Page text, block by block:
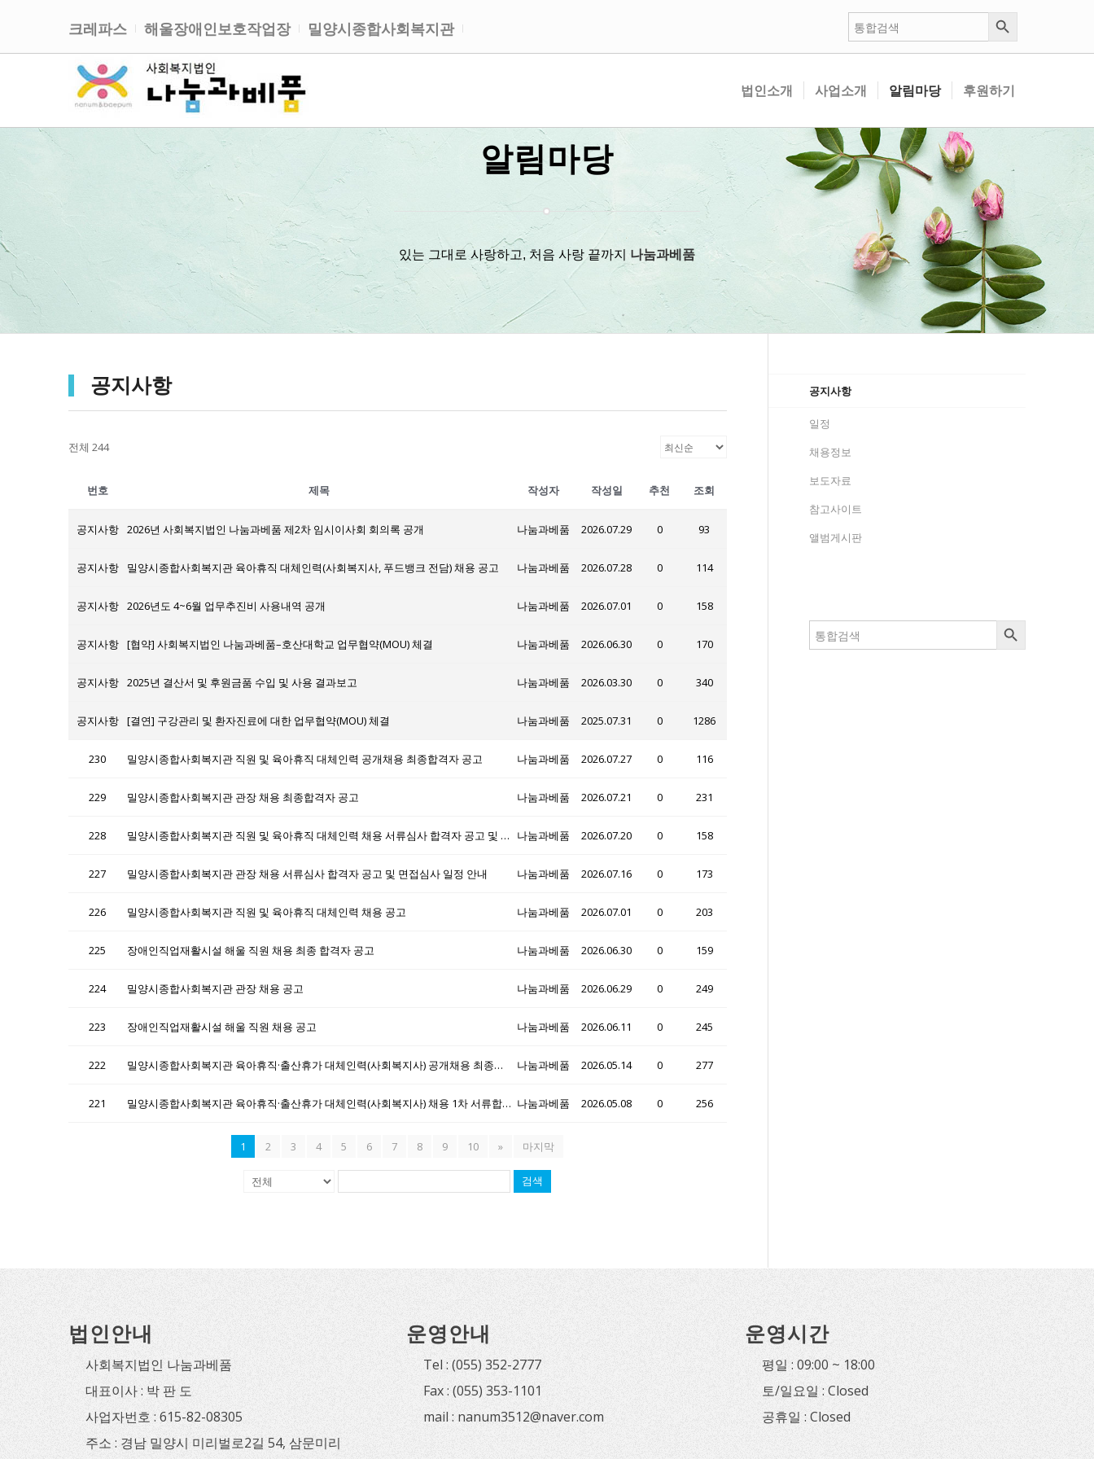
크레파스 해울장애인보호작업장 밀양시종합사회복지관
검
색:
검색 버튼
법인소개 사업소개 알림마당 후원하기
알림마당
있는 그대로 사랑하고, 처음 사랑 끝까지 나눔과베품
공지사항
전체 244
번호 제목 작성자 작성일 추천 조회
공지사항 2026년 사회복지법인 나눔과베품 제2차 임시이사회 회의록 공개 나눔과베품 2026.07.29 0 93
공지사항 밀양시종합사회복지관 육아휴직 대체인력(사회복지사, 푸드뱅크 전담) 채용 공고 나눔과베품 2026.07.28 0 114
공지사항 2026년도 4~6월 업무추진비 사용내역 공개 나눔과베품 2026.07.01 0 158
공지사항 [협약] 사회복지법인 나눔과베품–호산대학교 업무협약(MOU) 체결 나눔과베품 2026.06.30 0 170
공지사항 2025년 결산서 및 후원금품 수입 및 사용 결과보고 나눔과베품 2026.03.30 0 340
공지사항 [결연] 구강관리 및 환자진료에 대한 업무협약(MOU) 체결 나눔과베품 2025.07.31 0 1286
230 밀양시종합사회복지관 직원 및 육아휴직 대체인력 공개채용 최종합격자 공고 나눔과베품 2026.07.27 0 116
229 밀양시종합사회복지관 관장 채용 최종합격자 공고 나눔과베품 2026.07.21 0 231
228 밀양시종합사회복지관 직원 및 육아휴직 대체인력 채용 서류심사 합격자 공고 및 면접심사 일정 안내 나눔과베품 2026.07.20 0 158
227 밀양시종합사회복지관 관장 채용 서류심사 합격자 공고 및 면접심사 일정 안내 나눔과베품 2026.07.16 0 173
226 밀양시종합사회복지관 직원 및 육아휴직 대체인력 채용 공고 나눔과베품 2026.07.01 0 203
225 장애인직업재활시설 해울 직원 채용 최종 합격자 공고 나눔과베품 2026.06.30 0 159
224 밀양시종합사회복지관 관장 채용 공고 나눔과베품 2026.06.29 0 249
223 장애인직업재활시설 해울 직원 채용 공고 나눔과베품 2026.06.11 0 245
222 밀양시종합사회복지관 육아휴직·출산휴가 대체인력(사회복지사) 공개채용 최종합격자 공고 나눔과베품 2026.05.14 0 277
221 밀양시종합사회복지관 육아휴직·출산휴가 대체인력(사회복지사) 채용 1차 서류합격자 면접일정 안내 나눔과베품 2026.05.08 0 256
1 2 3 4 5 6 7 8 9 10 » 마지막
검색
공지사항
일정
채용정보
보도자료
참고사이트
앨범게시판
검
색:
검색 버튼
법인안내
사회복지법인 나눔과베품
대표이사 : 박 판 도
사업자번호 : 615-82-08305
주소 : 경남 밀양시 미리벌로2길 54, 삼문미리
운영안내
Tel : (055) 352-2777
Fax : (055) 353-1101
mail : nanum3512@naver.com
운영시간
평일 : 09:00 ~ 18:00
토/일요일 : Closed
공휴일 : Closed